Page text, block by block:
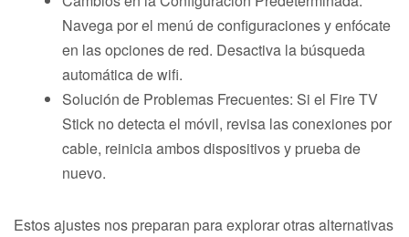
Navega por el menú de configuraciones y enfócate
en las opciones de red. Desactiva la búsqueda
automática de wifi.
Solución de Problemas Frecuentes: Si el Fire TV
Stick no detecta el móvil, revisa las conexiones por
cable, reinicia ambos dispositivos y prueba de
nuevo.
Estos ajustes nos preparan para explorar otras alternativas